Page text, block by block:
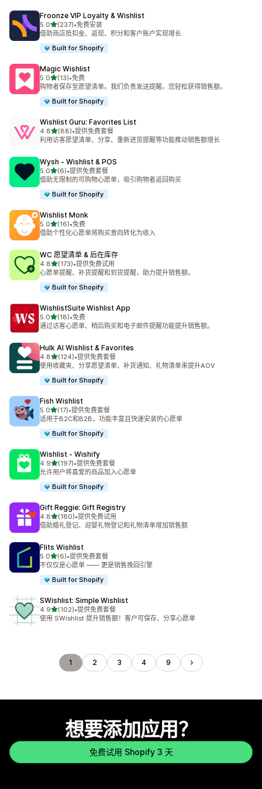
Froonze VIP Loyalty & Wishlist
5.0星（满分 5 星）
(237)
总共 237 条评论
•免费安装
借助商店抵扣金、返现、积分和客户账户实现增长
Built for Shopify
Magic Wishlist
5.0星（满分 5 星）
(13)
总共 13 条评论
•免费
购物者保存至愿望清单。我们负责发送提醒。您轻松获得销售额。
Built for Shopify
Wishlist Guru: Favorites List
4.8星（满分 5 星）
(88)
总共 88 条评论
•提供免费套餐
利用访客愿望清单、分享、重新进货提醒等功能推动销售额增长
Wysh ‑ Wishlist & POS
5.0星（满分 5 星）
(6)
总共 6 条评论
•提供免费套餐
借助无限制的可购物心愿单，吸引购物者返回购买
Built for Shopify
Wishlist Monk
5.0星（满分 5 星）
(16)
总共 16 条评论
•免费
借助个性化心愿单将购买意向转化为收入
WC 愿望清单 & 后在库存
4.8星（满分 5 星）
(173)
总共 173 条评论
•提供免费试用
心愿单提醒、补货提醒和到货提醒，助力提升销售额。
Built for Shopify
WishlistSuite Wishlist App
5.0星（满分 5 星）
(18)
总共 18 条评论
•免费
通过访客心愿单、稍后购买和电子邮件提醒功能提升销售额。
Hulk AI Wishlist & Favorites
4.8星（满分 5 星）
(124)
总共 124 条评论
•提供免费套餐
使用收藏夹、分享愿望清单、补货通知、礼物清单来提升AOV
Built for Shopify
Fish Wishlist
5.0星（满分 5 星）
(17)
总共 17 条评论
•提供免费套餐
适用于B2C和B2B，功能丰富且快速安装的心愿单
Built for Shopify
Wishlist ‑ Wishify
4.9星（满分 5 星）
(197)
总共 197 条评论
•提供免费套餐
允许用户将喜爱的商品加入心愿单
Built for Shopify
Gift Reggie: Gift Registry
4.8星（满分 5 星）
(180)
总共 180 条评论
•提供免费试用
借助婚礼登记、迎婴礼物登记和礼物清单增加销售额
Flits Wishlist
5.0星（满分 5 星）
(6)
总共 6 条评论
•提供免费套餐
不仅仅是心愿单 —— 更是销售挽回引擎
Built for Shopify
SWishlist: Simple Wishlist
4.9星（满分 5 星）
(102)
总共 102 条评论
•提供免费套餐
使用 SWishlist 提升销售额！客户可保存、分享心愿单
1 2 3 4 9
想要添加应用？
免费试用 Shopify 3 天